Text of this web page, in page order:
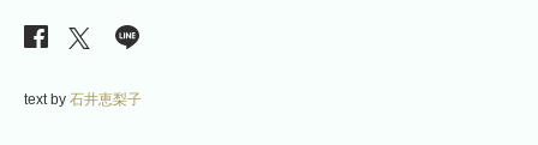
text by 石井恵梨子